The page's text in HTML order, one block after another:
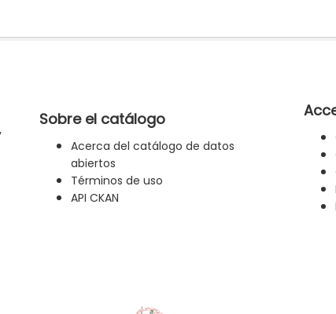
Sobre el catálogo
Acerca del catálogo de datos
abiertos
Términos de uso
API CKAN